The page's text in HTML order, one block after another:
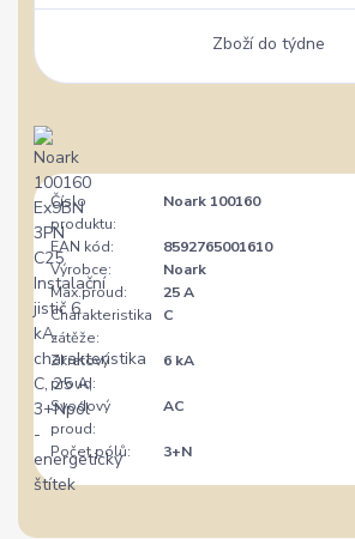
Zboží do týdne
Číslo
produktu:
Noark 100160
EAN kód:
8592765001610
Výrobce:
Noark
Max.proud:
25 A
Charakteristika
zátěže:
C
Zkratový
proud:
6 kA
Svodový
proud:
AC
Počet pólů: 3+N